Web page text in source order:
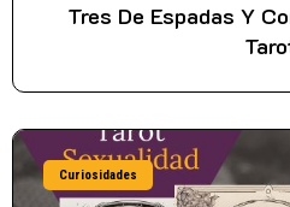
Tres De Espadas Y
Curiosidades